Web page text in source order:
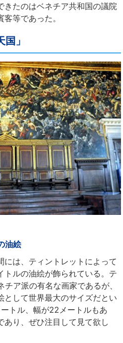
きたのはベネチア共和国の議院
等であった。
」
油絵
には、ティントレットによって
トルの油絵が飾られている。テ
ア派の有名な画家であるが、
として世界最大のサイズだとい
トル、幅が22メートルもあ
あり、ぜひ注目して見て欲し